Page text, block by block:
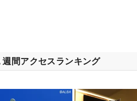
週間アクセスランキング